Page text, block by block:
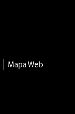
Mapa Web